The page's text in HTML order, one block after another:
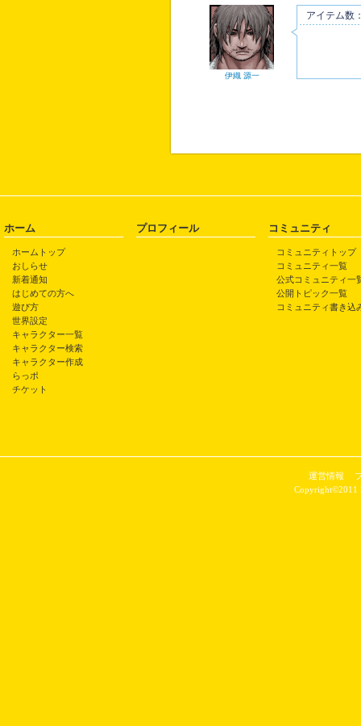
伊織 源一
アイテム数
ホーム
ホームトップ
おしらせ
新着通知
はじめての方へ
遊び方
世界設定
キャラクター一覧
キャラクター検索
キャラクター作成
らっポ
チケット
プロフィール コミュニティ
コミュニティトップ
コミュニティ一覧
公式コミュニティ一
公開トピック一覧
コミュニティ書き込
運営情報
Copyright©2011